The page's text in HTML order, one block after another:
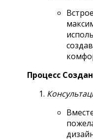
Процесс